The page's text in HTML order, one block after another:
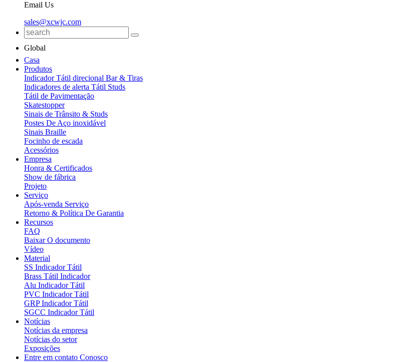
Email Us
sales@xcwjc.com
Global
Casa
Produtos
Indicador Tátil direcional Bar & Tiras
Indicadores de alerta Tátil Studs
Tátil de Pavimentação
Skatestopper
Sinais de Trânsito & Studs
Postes De Aço inoxidável
Sinais Braille
Focinho de escada
Acessórios
Empresa
Honra & Certificados
Show de fábrica
Projeto
Serviço
Após-venda Serviço
Retorno & Política De Garantia
Recursos
FAQ
Baixar O documento
Vídeo
Material
SS Indicador Tátil
Brass Tátil Indicador
Alu Indicador Tátil
PVC Indicador Tátil
GRP Indicador Tátil
SGCC Indicador Tátil
Notícias
Notícias da empresa
Notícias do setor
Exposições
Entre em contato Conosco